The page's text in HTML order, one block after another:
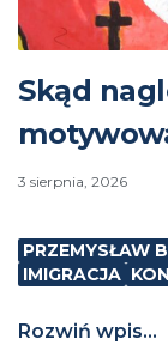
Skąd
3 sierpnia, 2026
PRZEMYSŁAW
IMIGRACJA
Rozwiń wpis...